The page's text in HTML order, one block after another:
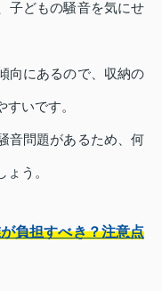
子どもの騒音を気にせ
向にあるので、収納の
いです。
音問題があるため、何
う。
負担すべき？注意点